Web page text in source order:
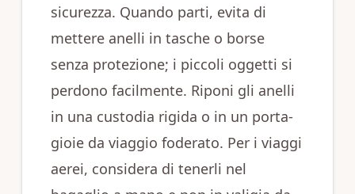
sicurezza. Quando parti, evita di
mettere anelli in tasche o borse
senza protezione; i piccoli oggetti si
perdono facilmente. Riponi gli anelli
in una custodia rigida o in un porta-
gioie da viaggio foderato. Per i viaggi
aerei, considera di tenerli nel